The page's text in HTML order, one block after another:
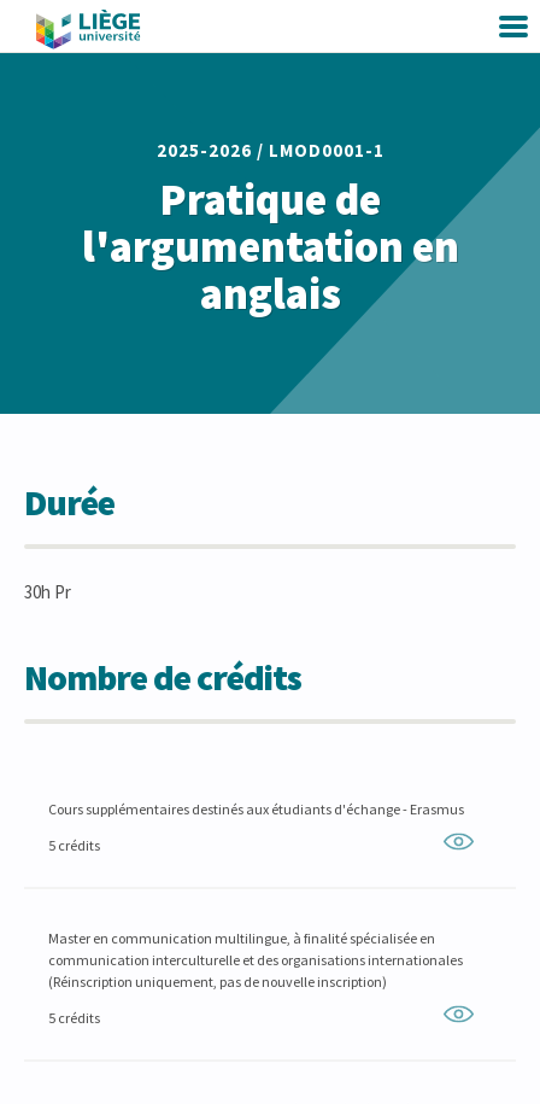
2025-2026 / LMOD0001-1
Pratique de
l'argumentation en
anglais
Durée
30h Pr
Nombre de crédits
Cours supplémentaires destinés aux étudiants d'échange - Erasmus
5 crédits
Master en communication multilingue, à finalité spécialisée en
communication interculturelle et des organisations internationales
(Réinscription uniquement, pas de nouvelle inscription)
5 crédits